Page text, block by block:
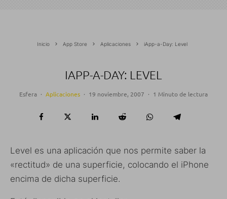
Inicio App Store Aplicaciones iApp-a-Day: Level
IAPP-A-DAY: LEVEL
Esfera · Aplicaciones · 19 noviembre, 2007 · 1 Minuto de lectura
Level es una aplicación que nos permite saber la
«rectitud» de una superficie, colocando el iPhone
encima de dicha superficie.